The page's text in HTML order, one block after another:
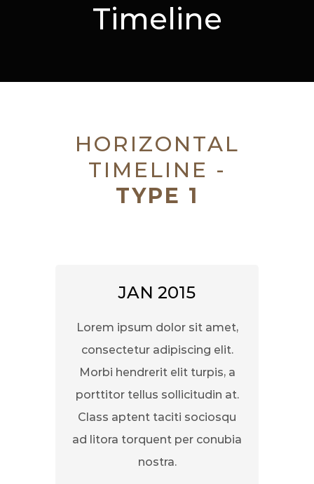
Timeline
HORIZONTAL
TIMELINE -
TYPE 1
JAN 2015
Lorem ipsum dolor sit amet,
consectetur adipiscing elit.
Morbi hendrerit elit turpis, a
porttitor tellus sollicitudin at.
Class aptent taciti sociosqu
ad litora torquent per conubia
nostra.